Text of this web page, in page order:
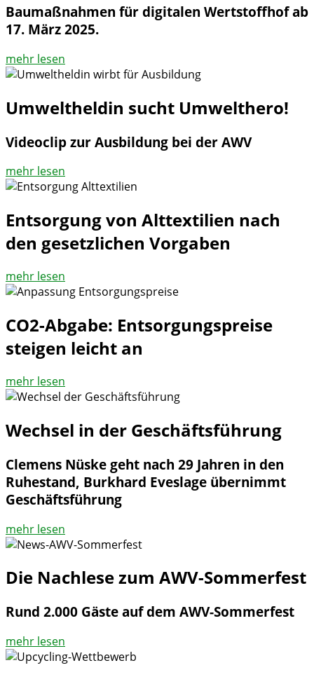
Baumaßnahmen für digitalen Wertstoffhof ab
17. März 2025.
mehr lesen
Umweltheldin sucht Umwelthero!
Videoclip zur Ausbildung bei der AWV
mehr lesen
Entsorgung von Alttextilien nach
den gesetzlichen Vorgaben
mehr lesen
CO2-Abgabe: Entsorgungspreise
steigen leicht an
mehr lesen
Wechsel in der Geschäftsführung
Clemens Nüske geht nach 29 Jahren in den
Ruhestand, Burkhard Eveslage übernimmt
Geschäftsführung
mehr lesen
Die Nachlese zum AWV-Sommerfest
Rund 2.000 Gäste auf dem AWV-Sommerfest
mehr lesen